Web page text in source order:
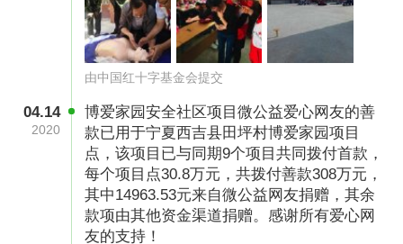
执行计划：
由中国红十字基金会提交
04.14
2020
博爱家园安全社区项目微公益爱心网友的善
款已用于宁夏西吉县田坪村博爱家园项目
点，该项目已与同期9个项目共同拨付首款，
每个项目点30.8万元，共拨付善款308万元，
其中14963.53元来自微公益网友捐赠，其余
款项由其他资金渠道捐赠。感谢所有爱心网
友的支持！